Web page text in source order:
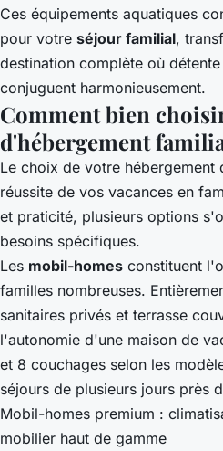
Ces équipements aquatiques
pour votre séjour familial,
destination complète où
conjuguent harmonieusement.
Comment bien
d'hébergement
Le choix de votre hébergement
réussite de vos vacances en
et praticité, plusieurs options
besoins spécifiques.
Les mobil-homes constituent
familles nombreuses.
sanitaires privés et terrasse
l'autonomie d'une maison de
et 8 couchages selon les
séjours de plusieurs jours près
Mobil-homes premium :
mobilier haut de gamme